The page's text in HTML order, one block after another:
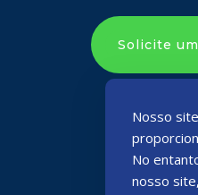
Solicite
Nosso
No
nosso